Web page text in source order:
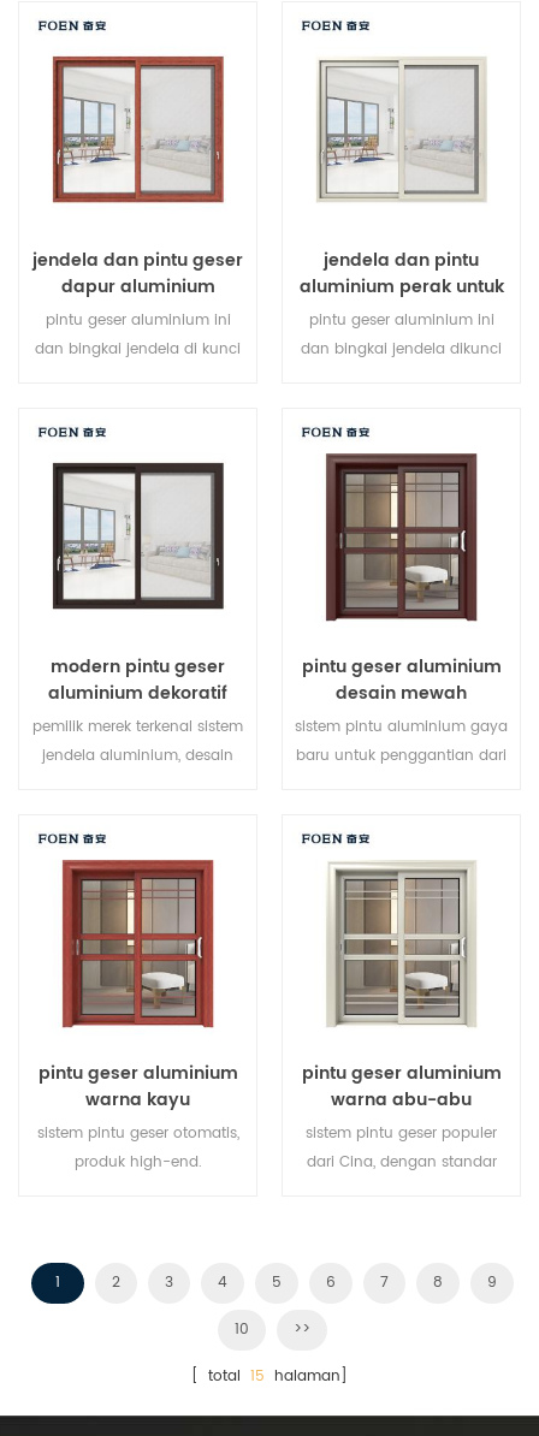
keselamatan sangat baik.
berbagai jenis pintu untuk
kebutuhan arsitektur.
anti-pencurian sangat baik.
berbagai jenis pintu untuk
kebutuhan arsitektur
jendela dan pintu geser
dapur aluminium
pintu geser aluminium ini
dan bingkai jendela di kunci
anti-pencurian sangat baik.
jenis pintu bervariasi untuk
arsitektur yang berbeda
jendela dan pintu
aluminium perak untuk
rumah
pintu geser aluminium ini
dan bingkai jendela dikunci
anti-pencurian sangat baik.
berbagai jenis pintu untuk
memenuhi berbagai
kebutuhan arsitektur.
modern pintu geser
aluminium dekoratif
luar ruangan
pemilik merek terkenal sistem
jendela aluminium, desain
pintu geser aluminium
desain mewah
sistem pintu aluminium gaya
baru untuk penggantian dari
pintu geser aluminium
warna kayu
sistem pintu geser otomatis,
produk high-end.
pintu geser aluminium
warna abu-abu
sistem pintu geser populer
dari Cina, dengan standar
1
2 3 4 5 6 7 8 9
10 >>
[ total 15 halaman]